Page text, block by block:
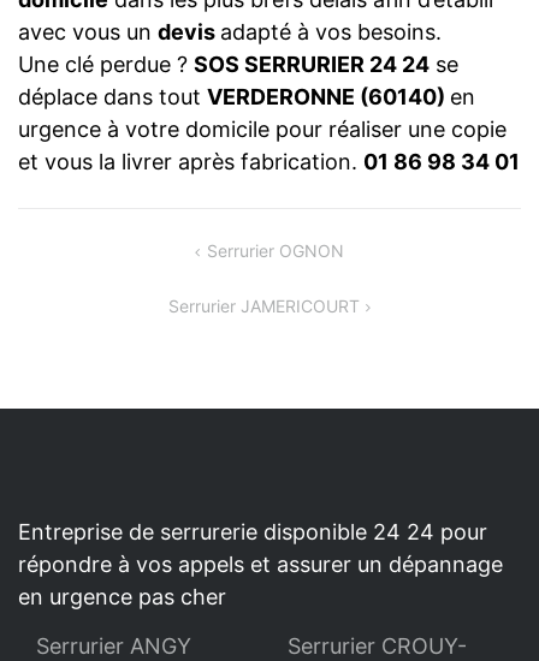
avec vous un devis adapté à vos besoins.
Une clé perdue ? SOS SERRURIER 24 24 se
déplace dans tout VERDERONNE (60140) en
urgence à votre domicile pour réaliser une copie
et vous la livrer après fabrication. 01 86 98 34 01
Serrurier OGNON
Serrurier JAMERICOURT
Entreprise de serrurerie disponible 24 24 pour
répondre à vos appels et assurer un dépannage
en urgence pas cher
Serrurier ANGY
Serrurier CROUY-